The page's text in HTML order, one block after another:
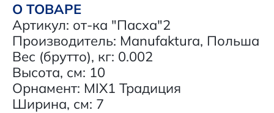
О ТОВАРЕ
Артикул: от-ка "Пасха"2
Производитель: Manufaktura, Польша
Вес (брутто), кг: 0.002
Высота, см: 10
Орнамент: MIX1 Традиция
Ширина, см: 7